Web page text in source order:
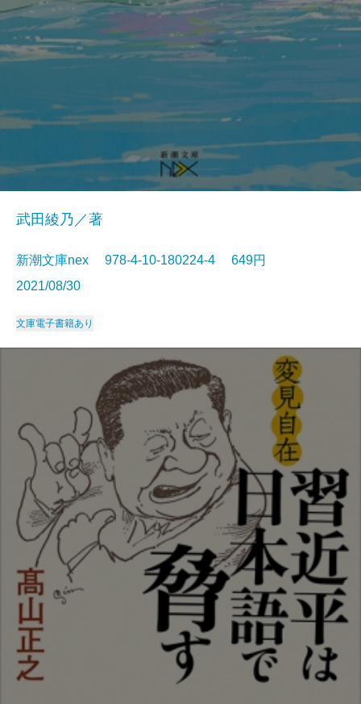
武田綾乃／著
新潮文庫nex 978-4-10-180224-4 649円
2021/08/30
文庫電子書籍あり